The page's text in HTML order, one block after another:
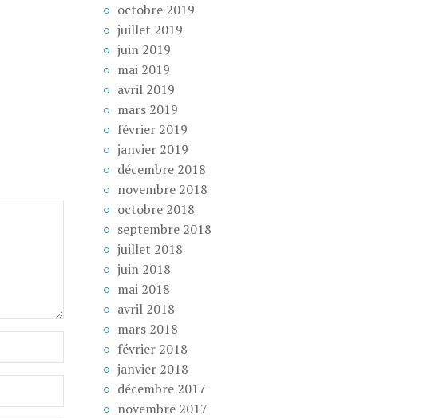
octobre 2019
juillet 2019
juin 2019
mai 2019
avril 2019
mars 2019
février 2019
janvier 2019
décembre 2018
novembre 2018
octobre 2018
septembre 2018
juillet 2018
juin 2018
mai 2018
avril 2018
mars 2018
février 2018
janvier 2018
décembre 2017
novembre 2017